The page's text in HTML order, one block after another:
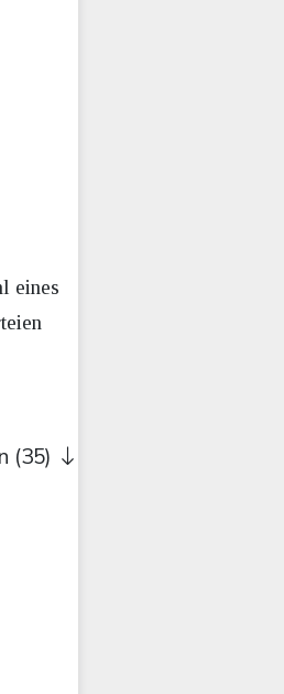
eines
(35)